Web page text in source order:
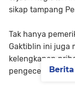
sikap tampang
Tak hanya
Gaktiblin ini juga
kelengkapan
pengecekan KTA